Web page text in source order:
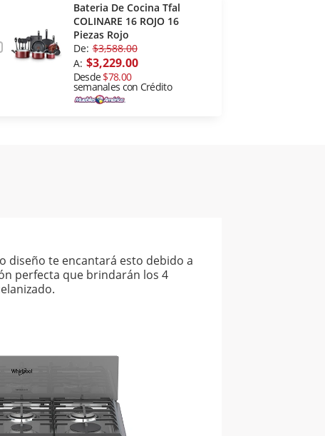
Bateria De Cocina Tfal
COLINARE 16 ROJO 16
Piezas Rojo
De: $3,588.00
A: $3,229.00
Desde$78.00
semanales con Crédito
diseño te encantará esto debido a
perfecta que brindarán los 4